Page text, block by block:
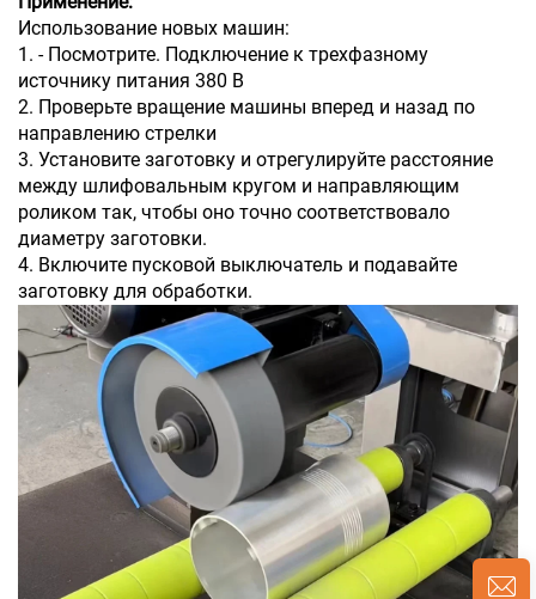
Использование новых машин:
1. - Посмотрите. Подключение к трехфазному
источнику питания 380 В
2. Проверьте вращение машины вперед и назад по
направлению стрелки
3. Установите заготовку и отрегулируйте расстояние
между шлифовальным кругом и направляющим
роликом так, чтобы оно точно соответствовало
диаметру заготовки.
4. Включите пусковой выключатель и подавайте
заготовку для обработки.